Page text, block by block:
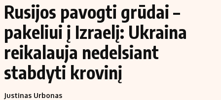
Aplinka
Verslas
Energetika
Ekonomika
Politika
NT ir statybos
Įmonės
Žemės ūkis
Technologijos
Laisvalaikis
Rusijos pavogti grūdai –
pakeliui į Izraelį: Ukraina
reikalauja nedelsiant
stabdyti krovinį
Justinas Urbonas